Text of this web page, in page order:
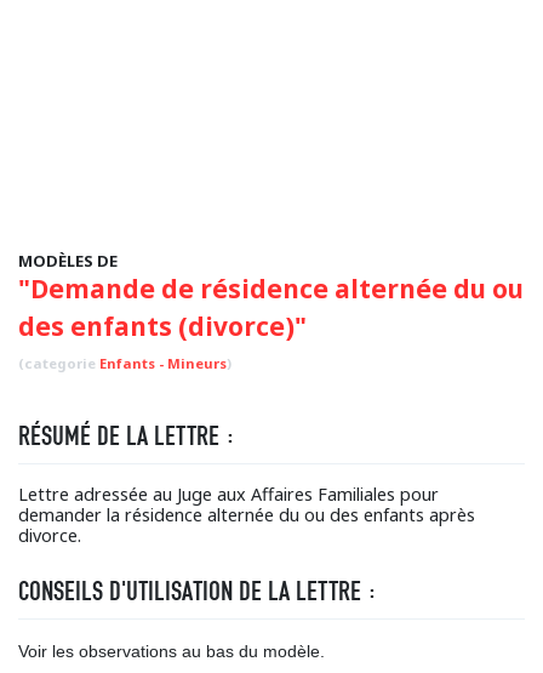
MODÈLES DE
"Demande de résidence alternée du ou
des enfants (divorce)"
(categorie Enfants - Mineurs)
RÉSUMÉ DE LA LETTRE :
Lettre adressée au Juge aux Affaires Familiales pour
demander la résidence alternée du ou des enfants après
divorce.
CONSEILS D'UTILISATION DE LA LETTRE :
Voir les observations au bas du modèle.